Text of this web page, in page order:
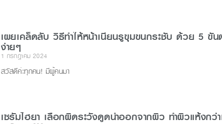
เผยเคล็ดลับ วิธีทําให้หน้าเนียนรูขุมขนกระชับ ด้วย 5 ขั้
ง่ายๆ
1 กรกฎาคม 2024
สวัสดีค่ะทุกคน! มีผู้คนมา
เซรั่มไฮยา เลือกผิดระวังดูดน้ำออกจากผิว ทำผิวแห้งกว่